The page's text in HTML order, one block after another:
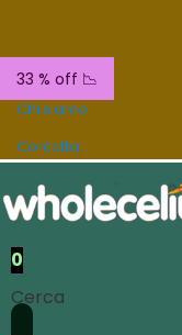
33 % off 📉
Chi siamo
Contatta
0
Cerca